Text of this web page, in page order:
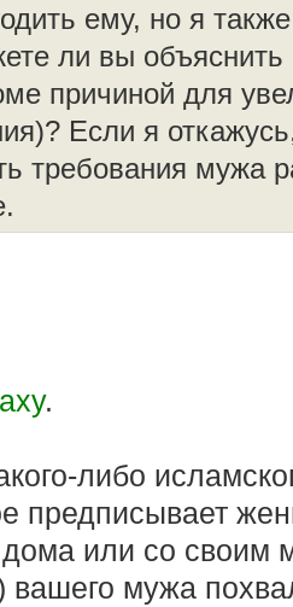
ему, но я
ли вы
причиной для
Если я
требования мужа
.
либо
предписывает
или со своим
вашего мужа